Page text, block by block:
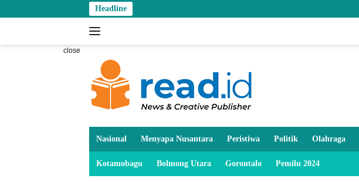
to
Headline
close
Nasional Menyapa Nusantara Peristiwa Politik Olahraga
Kotamobagu Bolmong Utara Gorontalo Pemilu 2024